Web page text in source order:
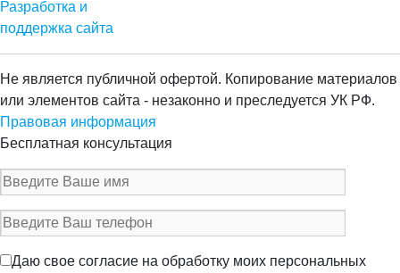
Разработка и
поддержка сайта
Не является публичной офертой. Копирование материалов
или элементов сайта - незаконно и преследуется УК РФ.
Правовая информация
Бесплатная консультация
Даю свое согласие на обработку моих персональных